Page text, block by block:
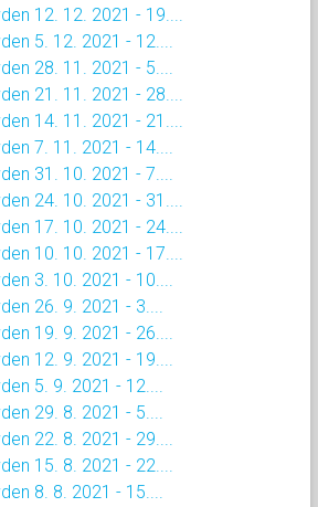
12. 12. 2021 - 19....
5. 12. 2021 - 12....
28. 11. 2021 - 5....
21. 11. 2021 - 28....
14. 11. 2021 - 21....
7. 11. 2021 - 14....
31. 10. 2021 - 7....
24. 10. 2021 - 31....
17. 10. 2021 - 24....
10. 10. 2021 - 17....
3. 10. 2021 - 10....
26. 9. 2021 - 3....
19. 9. 2021 - 26....
12. 9. 2021 - 19....
5. 9. 2021 - 12....
29. 8. 2021 - 5....
22. 8. 2021 - 29....
15. 8. 2021 - 22....
8. 8. 2021 - 15....